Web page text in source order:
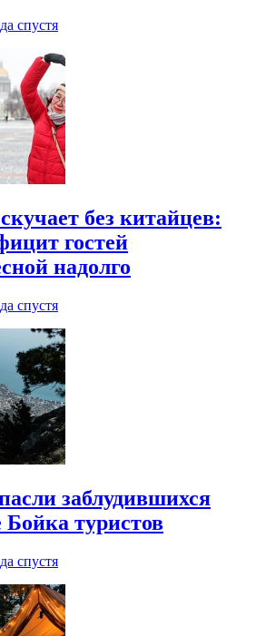
спустя
без китайцев:
гостей
надолго
спустя
заблудившихся
Бойка туристов
спустя